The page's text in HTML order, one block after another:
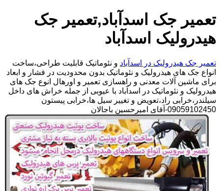
تعمیر جک اسدآباد,تعمیر جک
هیدرولیک اسدآباد
تعمیر جک هیدرولیک در اسدآباد و نئوماتیک قابلیت طراحی،ساخت
انواع جک های هیدرولیک و نئوماتیک بدون محدودیت در فشار و ابعاد
برای ماشین آلات معدنی و راهسازی تعمیر و اورهال انوع جک های
هیدرولیک و نئوماتیک در اسدآباد با عیوبی از جمله خراش های داخل
سیلندر،خرابی راد،تعویض و تغییر سیل ها،خرابی پیستون
09059102450-آقای امیرحسین باجالان